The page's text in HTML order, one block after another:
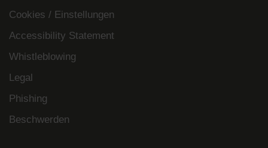
Cookies / Einstellungen
Accessibility Statement
Whistleblowing
Legal
Phishing
Beschwerden